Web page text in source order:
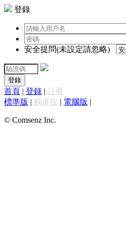
登錄
安全提問(未設定請忽略)
登錄
首頁 | 登錄 | 註冊
標準版 | 觸屏版 | 電腦版 |
© Comsenz Inc.